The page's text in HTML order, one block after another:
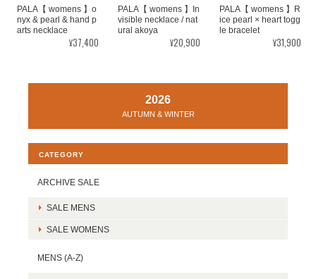
PALA【 womens 】o
nyx & pearl & hand p
arts necklace
¥37,400
PALA【 womens 】In
visible necklace / nat
ural akoya
¥20,900
PALA【 womens 】R
ice pearl × heart togg
le bracelet
¥31,900
2026
AUTUMN & WINTER
CATEGORY
ARCHIVE SALE
SALE MENS
SALE WOMENS
MENS (A-Z)